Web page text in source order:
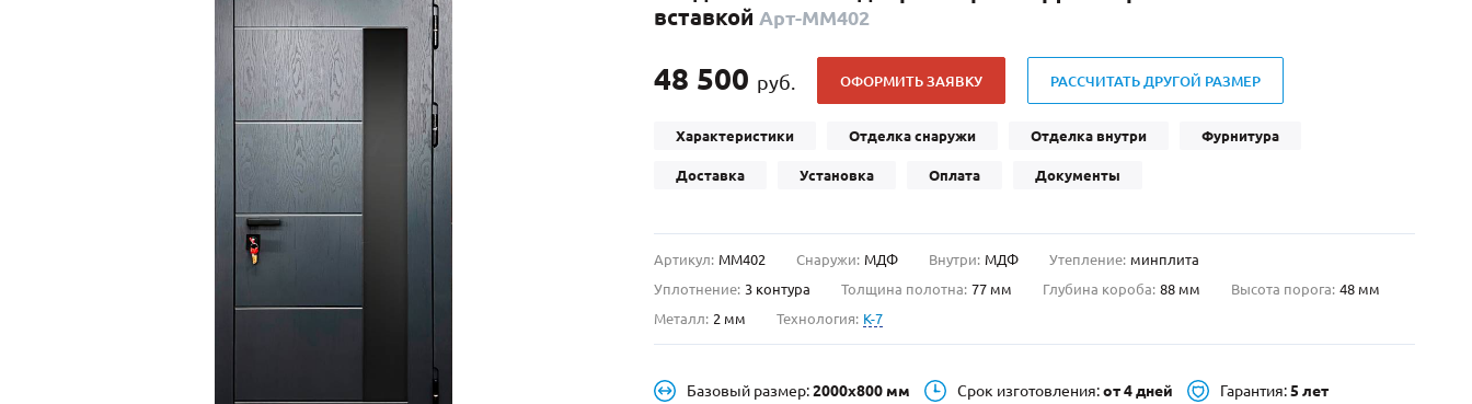
С выдавленным рисунком(35)
(571)
С геометрическим рисунком(46)
С реечным дизайном
Для дачи
Для бани
Для общественных зданий
Для магазина
Для электрощитовой
В лифтовые холлы
С отбойником(91)
С импостами (73)
С витражами (11)
В современном стиле
С фрамугой(265)
4-го класса защиты (499)
Полуторапольные
вставкой Арт-ММ402
48 500 руб. ОФОРМИТЬ ЗАЯВКУ РАССЧИТАТЬ ДРУГОЙ РАЗМЕР
Характеристики Отделка снаружи Отделка внутри Фурнитура
Доставка Установка Оплата Документы
Артикул: ММ402 Снаружи: МДФ Внутри: МДФ Утепление: минплита
Уплотнение: 3 контура Толщина полотна: 77 мм Глубина короба: 88 мм Высота порога: 48 мм
Металл: 2 мм Технология: K-7
Базовый размер:2000х800 мм Срок изготовления:от 4 дней Гарантия:5 лет